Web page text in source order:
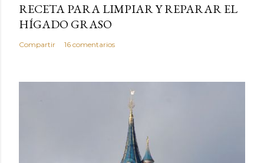
RECETA PARA LIMPIAR Y REPARAR EL
HÍGADO GRASO
Compartir 16 comentarios